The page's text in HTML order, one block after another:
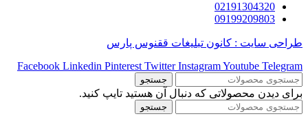
02191304320
09199209803
طراحی سایت : کانون تبلیغات ققنوس پارس
Facebook Linkedin Pinterest Twitter InstagramYoutube Telegram
جستجو
برای دیدن محصولاتی که دنبال آن هستید تایپ کنید.
جستجو